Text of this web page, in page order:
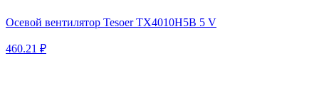
Осевой вентилятор Tesoer TX4010H5B 5 V
460.21 ₽